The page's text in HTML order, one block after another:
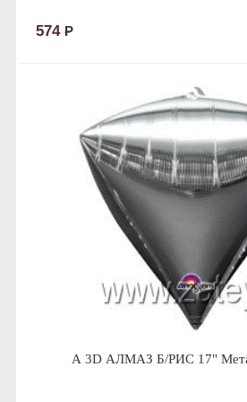
574 Р
А 3D АЛМАЗ Б/РИС 17"